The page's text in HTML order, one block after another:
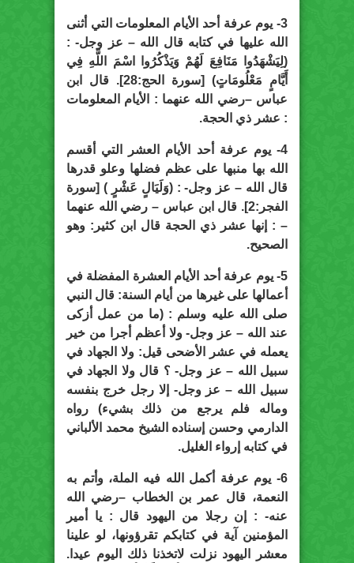
3- يوم عرفة أحد الأيام المعلومات التي أثنى
الله عليها في كتابه قال الله – عز وجل- :
(لِيَشْهَدُوا مَنَافِعَ لَهُمْ وَيَذْكُرُوا اسْمَ اللَّهِ فِي
أَيَّامٍ مَعْلُومَاتٍ) [سورة الحج:28]. قال ابن
عباس –رضي الله عنهما : الأيام المعلومات
: عشر ذي الحجة.
4- يوم عرفة أحد الأيام العشر التي أقسم
الله بها منبها على عظم فضلها وعلو قدرها
قال الله – عز وجل- : (وَلَيَالٍ عَشْرٍ ) [سورة
الفجر:2]. قال ابن عباس – رضي الله عنهما
– : إنها عشر ذي الحجة قال ابن كثير: وهو
الصحيح.
5- يوم عرفة أحد الأيام العشرة المفضلة في
أعمالها على غيرها من أيام السنة: قال النبي
صلى الله عليه وسلم : (ما من عمل أزكى
عند الله – عز وجل- ولا أعظم أجرا من خير
يعمله في عشر الأضحى قيل: ولا الجهاد في
سبيل الله – عز وجل- ؟ قال ولا الجهاد في
سبيل الله – عز وجل- إلا رجل خرج بنفسه
وماله فلم يرجع من ذلك بشيء) رواه
الدارمي وحسن إسناده الشيخ محمد الألباني
في كتابه إرواء الغليل.
6- يوم عرفة أكمل الله فيه الملة، وأتم به
النعمة، قال عمر بن الخطاب –رضي الله
عنه- : إن رجلا من اليهود قال : يا أمير
المؤمنين آية في كتابكم تقرؤونها، لو علينا
معشر اليهود نزلت لاتخذنا ذلك اليوم عيدا.